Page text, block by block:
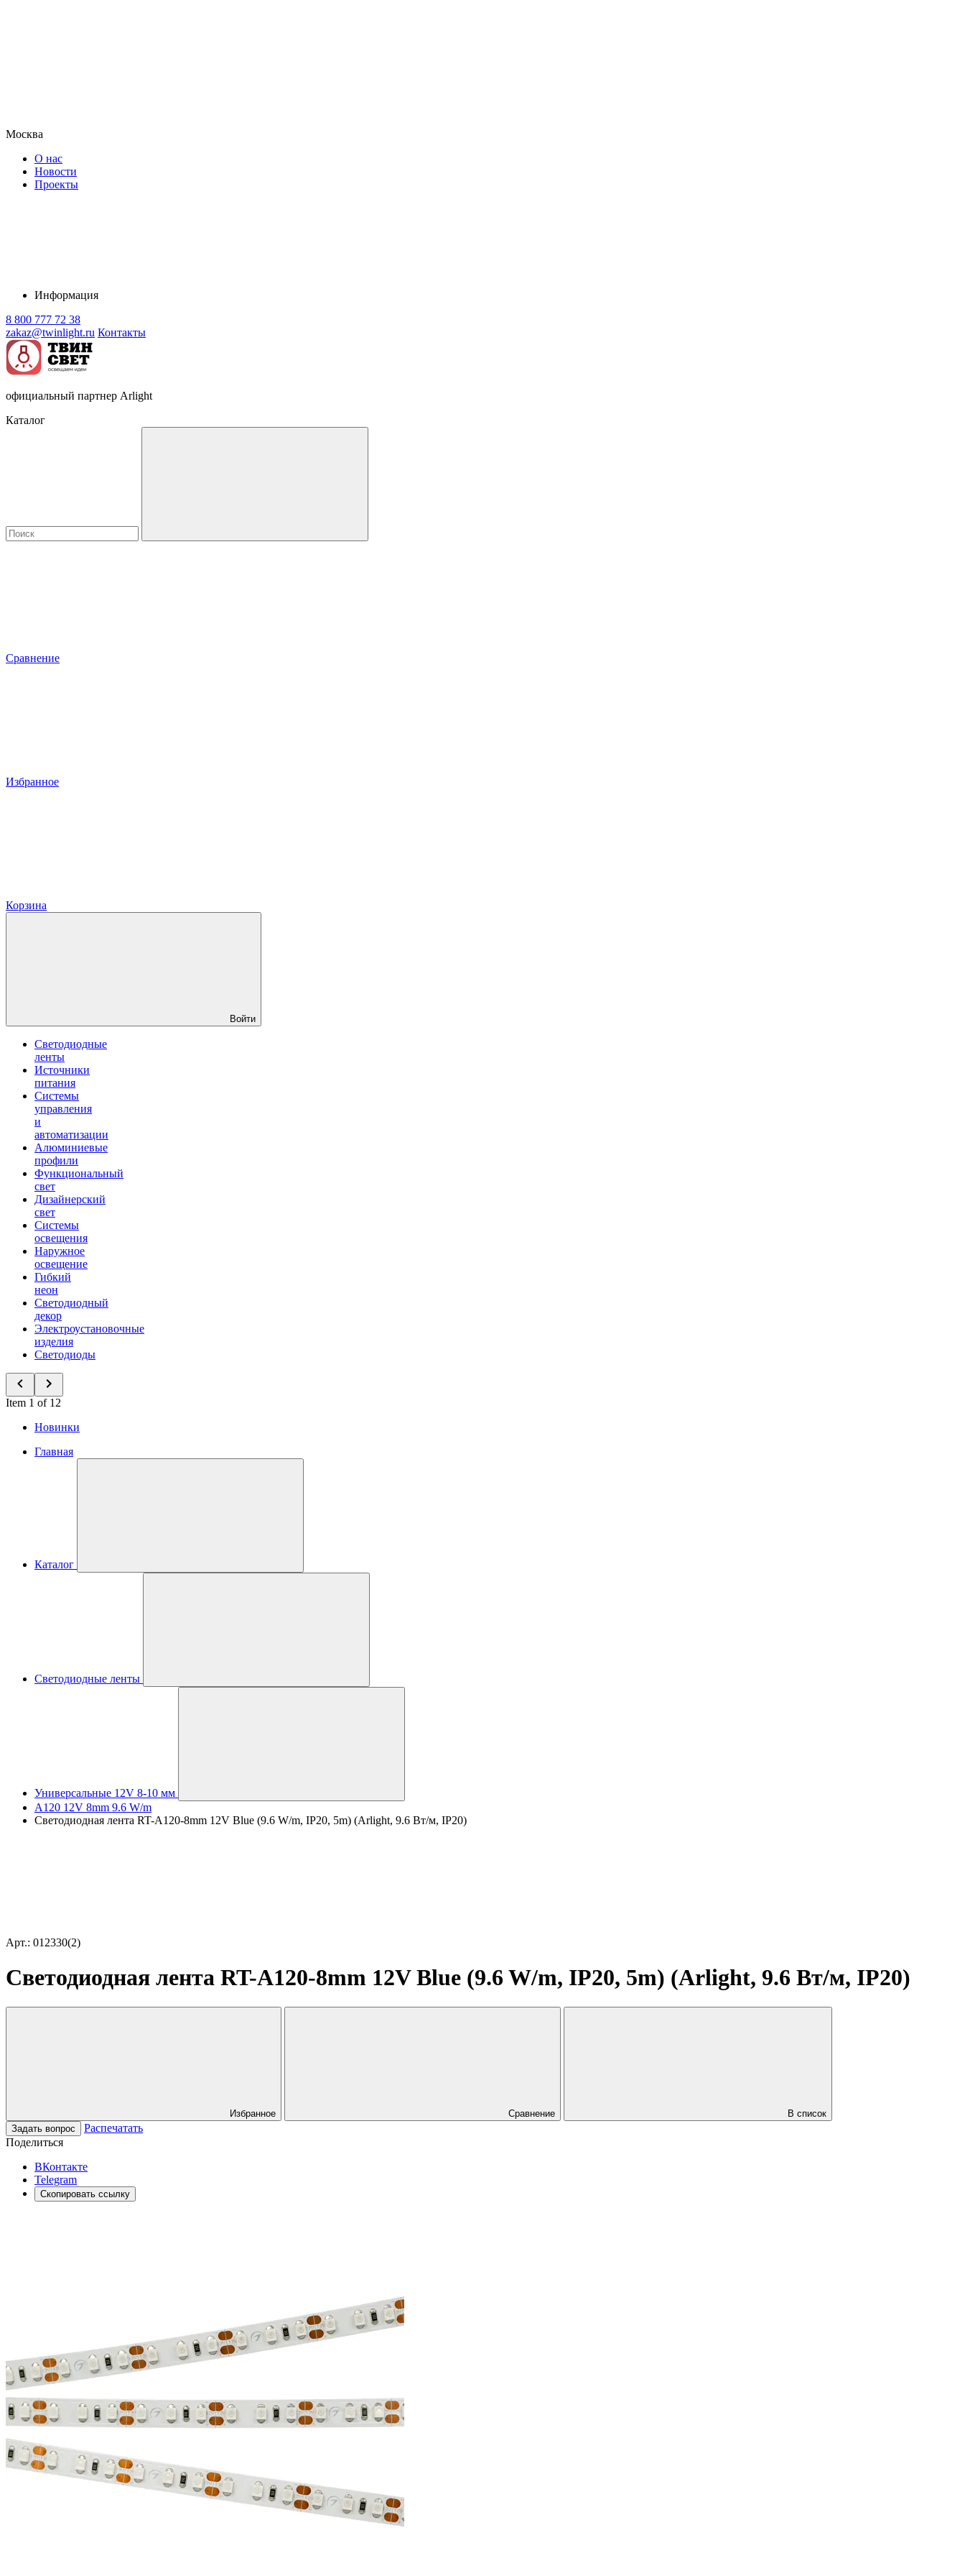
Москва
О нас
Новости
Проекты
Информация
8 800 777 72 38
zakaz@twinlight.ru Контакты
официальный партнер Arlight
Каталог
Сравнение
Избранное
Корзина
Войти
Светодиодные
ленты
Источники
питания
Системы
управления
и
автоматизации
Алюминиевые
профили
Функциональный
свет
Дизайнерский
свет
Системы
освещения
Наружное
освещение
Гибкий
неон
Светодиодный
декор
Электроустановочные
изделия
Светодиоды
Item 1 of 12
Новинки
Главная
Каталог
Светодиодные ленты
Универсальные 12V 8-10 мм
A120 12V 8mm 9.6 W/m
Светодиодная лента RT-A120-8mm 12V Blue (9.6 W/m, IP20, 5m) (Arlight, 9.6 Вт/м, IP20)
Арт.: 012330(2)
Светодиодная лента RT-A120-8mm 12V Blue (9.6 W/m, IP20, 5m) (Arlight, 9.6 Вт/м, IP20)
Избранное Сравнение
В список
Задать вопрос
Распечатать
Поделиться
ВКонтакте
Telegram
Скопировать ссылку